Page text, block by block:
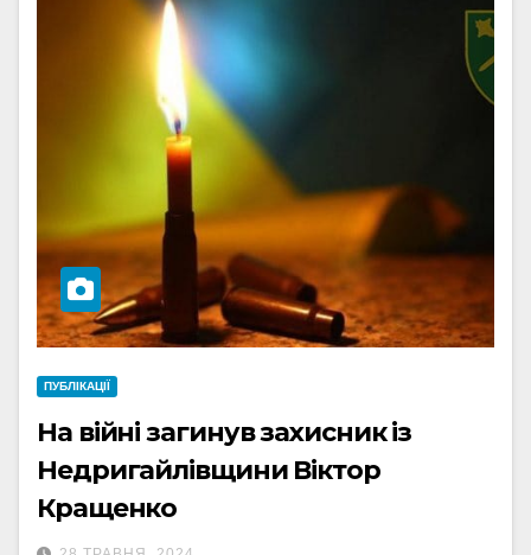
ПУБЛІКАЦІЇ
На війні загинув захисник із
Недригайлівщини Віктор
Кращенко